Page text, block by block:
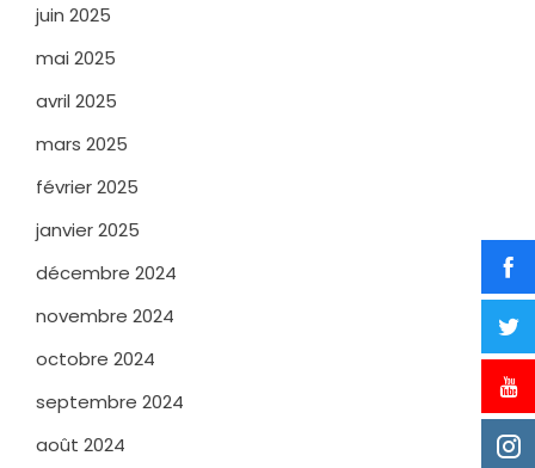
juin 2025
mai 2025
avril 2025
mars 2025
février 2025
janvier 2025
décembre 2024
novembre 2024
octobre 2024
septembre 2024
août 2024